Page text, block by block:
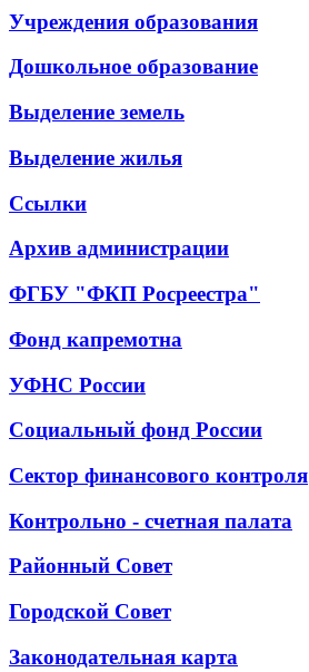
Учреждения образования
Дошкольное образование
Выделение земель
Выделение жилья
Ссылки
Архив администрации
ФГБУ "ФКП Росреестра"
Фонд капремотна
УФНС России
Социальный фонд России
Сектор финансового контроля
Контрольно - счетная палата
Районный Совет
Городской Совет
Законодательная карта